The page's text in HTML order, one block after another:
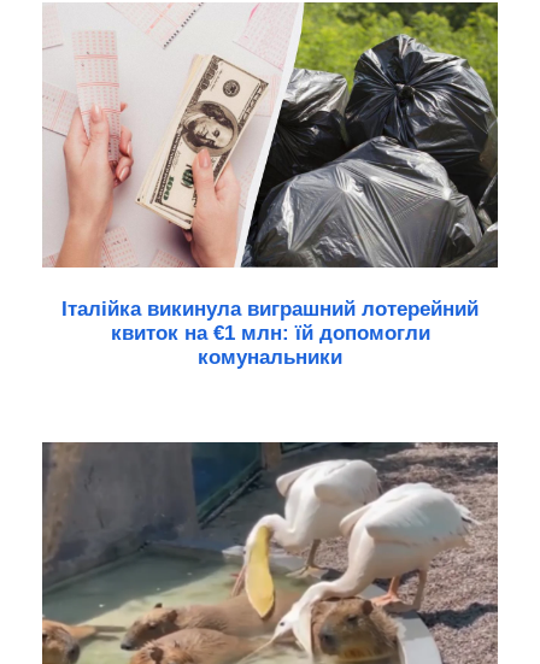
Італійка викинула виграшний лотерейний
квиток на €1 млн: їй допомогли
комунальники